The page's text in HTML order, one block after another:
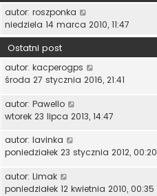
autor: roszponka
niedziela 14 marca 2010, 11:47
Ostatni post
autor: kacperogps
środa 27 stycznia 2016, 21:41
autor: Pawello
wtorek 23 lipca 2013, 14:47
autor: lavinka
poniedziałek 23 stycznia 2012, 00:20
autor: Limak
poniedziałek 12 kwietnia 2010, 00:35